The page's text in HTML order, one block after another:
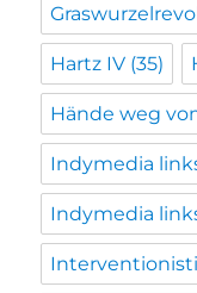
Hartz IV (35)
Hände weg
Indymedia
Indymedia